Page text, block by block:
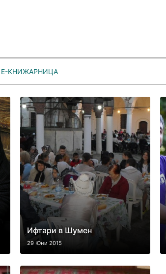
Е-КНИЖАРНИЦА
Ифтари в Шумен
29 Юни 2015